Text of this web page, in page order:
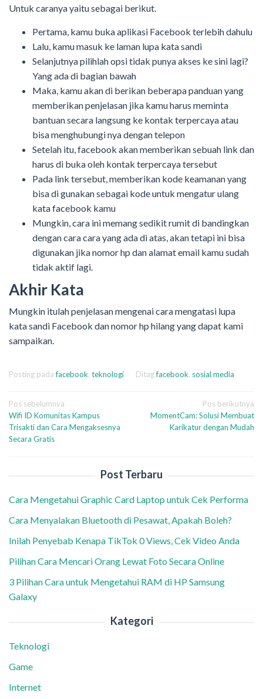
Untuk caranya yaitu sebagai berikut.
Pertama, kamu buka aplikasi Facebook terlebih dahulu
Lalu, kamu masuk ke laman lupa kata sandi
Selanjutnya pilihlah opsi tidak punya akses ke sini lagi?
Yang ada di bagian bawah
Maka, kamu akan di berikan beberapa panduan yang
memberikan penjelasan jika kamu harus meminta
bantuan secara langsung ke kontak terpercaya atau
bisa menghubungi nya dengan telepon
Setelah itu, facebook akan memberikan sebuah link dan
harus di buka oleh kontak terpercaya tersebut
Pada link tersebut, memberikan kode keamanan yang
bisa di gunakan sebagai kode untuk mengatur ulang
kata facebook kamu
Mungkin, cara ini memang sedikit rumit di bandingkan
dengan cara cara yang ada di atas, akan tetapi ini bisa
digunakan jika nomor hp dan alamat email kamu sudah
tidak aktif lagi.
Akhir Kata
Mungkin itulah penjelasan mengenai cara mengatasi lupa
kata sandi Facebook dan nomor hp hilang yang dapat kami
sampaikan.
Posting padafacebook, teknologi Ditagfacebook, sosial media
Navigasi
pos
Pos sebelumnya
Wifi ID Komunitas Kampus
Trisakti dan Cara Mengaksesnya
Secara Gratis
Pos berikutnya
MomentCam: Solusi Membuat
Karikatur dengan Mudah
Post Terbaru
Cara Mengetahui Graphic Card Laptop untuk Cek Performa
Cara Menyalakan Bluetooth di Pesawat, Apakah Boleh?
Inilah Penyebab Kenapa TikTok 0 Views, Cek Video Anda
Pilihan Cara Mencari Orang Lewat Foto Secara Online
3 Pilihan Cara untuk Mengetahui RAM di HP Samsung
Galaxy
Kategori
Teknologi
Game
Internet